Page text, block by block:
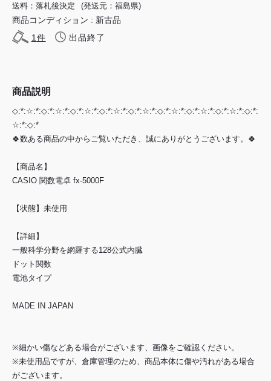
送料：落札後決定 (発送元：福島県)
商品コンディション : 新古品
1 件 出品終了
商品説明
◇:*:☆:*:◇:*:☆:*:◇:*:☆:*:◇:*:☆:*:◇:*:☆:*:◇:*:☆:*:◇:*:☆:*:◇:*:☆:*:◇:*:
☆:*:◇:*
🍀数ある商品の中からご覧いただき、誠にありがとうございます。🍀
【商品名】
CASIO 関数電卓 fx-5000F
【状態】未使用
【詳細】
一般科学分野を網羅する128公式内臓
ドット関数
電池タイプ
MADE IN JAPAN
※細かい傷などある場合がございます、画像をご確認ください。
※未使用品ですが、倉庫管理のため、商品本体に傷や汚れがある場合
がございます。